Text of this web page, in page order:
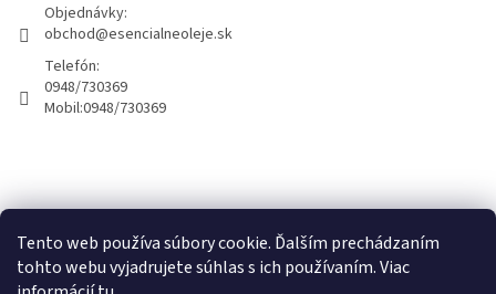
Tento web používa súbory cookie. Ďalším prechádzaním
tohto webu vyjadrujete súhlas s ich používaním. Viac
Objednávky:
obchod@esencialneoleje.sk
Telefón:
0948/730369
Mobil:0948/730369